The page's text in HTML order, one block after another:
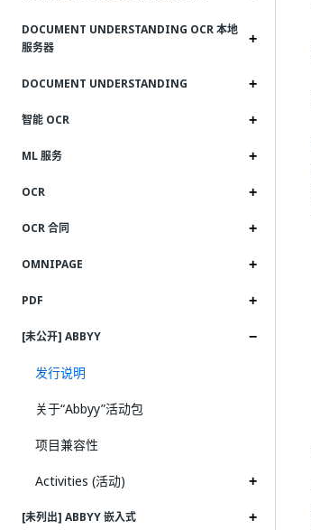
DOCUMENT UNDERSTANDING OCR 本地
服务器
DOCUMENT UNDERSTANDING
智能 OCR
ML 服务
OCR
OCR 合同
OMNIPAGE
PDF
[未公开] ABBYY
发行说明
关于“Abbyy”活动包
项目兼容性
Activities (活动)
[未列出] ABBYY 嵌入式